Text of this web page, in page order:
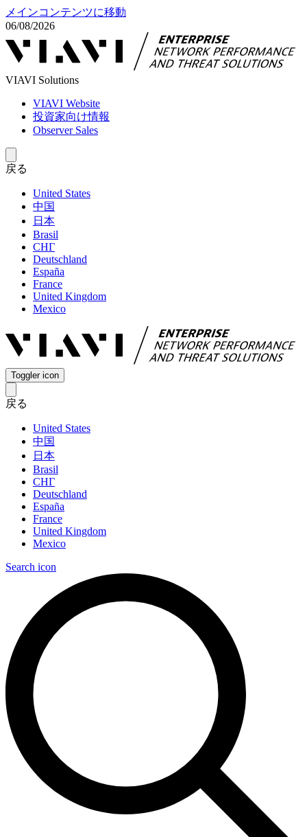
メインコンテンツに移動
06/08/2026
VIAVI Solutions
VIAVI Website
投資家向け情報
Observer Sales
戻る
United States
中国
日本
Brasil
СНГ
Deutschland
España
France
United Kingdom
Mexico
Toggler icon
戻る
United States
中国
日本
Brasil
СНГ
Deutschland
España
France
United Kingdom
Mexico
Search icon